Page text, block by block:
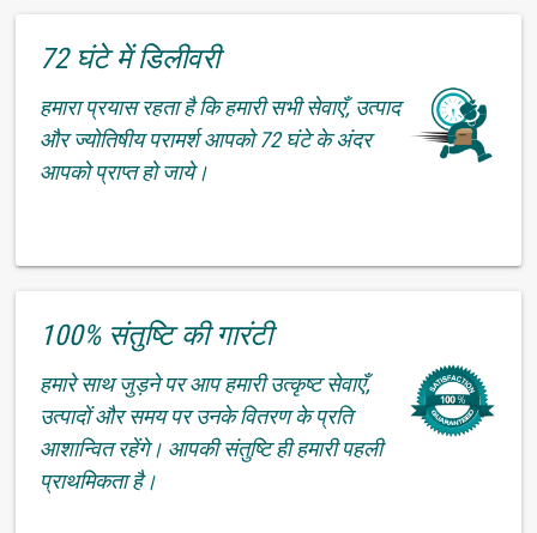
72 घंटे में डिलीवरी
हमारा प्रयास रहता है कि हमारी सभी सेवाएँ, उत्पाद
और ज्योतिषीय परामर्श आपको 72 घंटे के अंदर
आपको प्राप्त हो जाये।
100% संतुष्टि की गारंटी
हमारे साथ जुड़ने पर आप हमारी उत्कृष्ट सेवाएँ,
उत्पादों और समय पर उनके वितरण के प्रति
आशान्वित रहेंगे। आपकी संतुष्टि ही हमारी पहली
प्राथमिकता है।